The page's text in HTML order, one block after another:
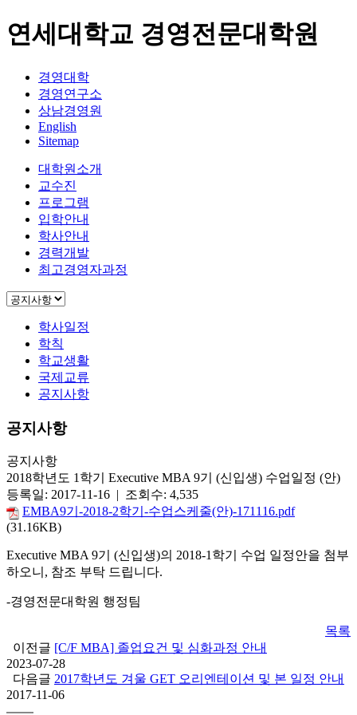
연세대학교 경영전문대학원
경영대학
경영연구소
상남경영원
English
Sitemap
대학원소개
교수진
프로그램
입학안내
학사안내
경력개발
최고경영자과정
학사일정
학칙
학교생활
국제교류
공지사항
공지사항
공지사항
2018학년도 1학기 Executive MBA 9기 (신입생) 수업일정 (안)
등록일: 2017-11-16 | 조회수: 4,535
EMBA9기-2018-2학기-수업스케줄(안)-171116.pdf
(31.16KB)
Executive MBA 9기 (신입생)의 2018-1학기 수업 일정안을 첨부
하오니, 참조 부탁 드립니다.
-경영전문대학원 행정팀
목록
이전글 [C/F MBA] 졸업요건 및 심화과정 안내
2023-07-28
다음글 2017학년도 겨울 GET 오리엔테이션 및 본 일정 안내
2017-11-06